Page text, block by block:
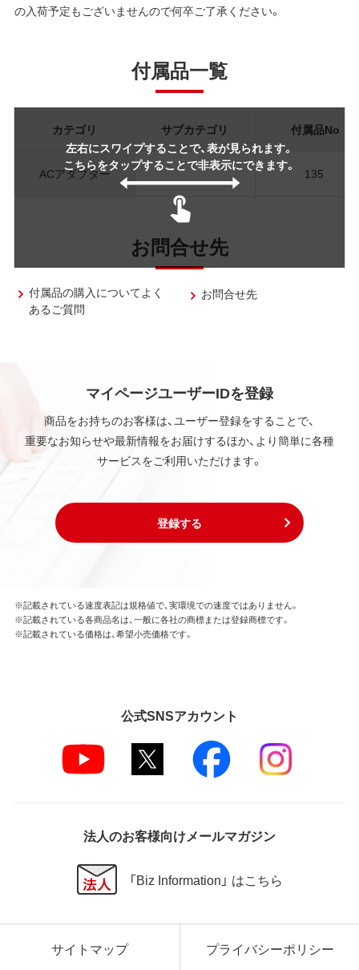
の入荷予定もございませんので何卒ご了承ください。
付属品一覧
左右にスワイプすることで、表が見られます。
こちらをタップすることで非表示にできます。
カテゴリ サブカテゴリ 付属品No
ACアダプター 135
お問合せ先
付属品の購入についてよく
あるご質問
お問合せ先
マイページユーザーIDを登録
商品をお持ちのお客様は、ユーザー登録をすることで、
重要なお知らせや最新情報をお届けするほか、より簡単に各種
サービスをご利用いただけます。
登録する
※記載されている速度表記は規格値で、実環境での速度ではありません。
※記載されている各商品名は、一般に各社の商標または登録商標です。
※記載されている価格は、希望小売価格です。
公式SNSアカウント
法人のお客様向けメールマガジン
「Biz Information」 はこちら
サイトマップ プライバシーポリシー